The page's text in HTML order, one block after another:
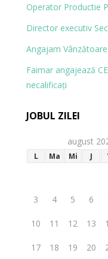
Operator Productie
Director executiv
Angajam
Faimar angajează
necalificaţi
JOBUL ZILEI
august
L Ma Mi J
3 4 5 6
10 11 12 13
17 18 19 20